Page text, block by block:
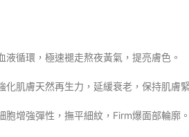
液循環，極速褪走熬夜黃氣，提亮膚色。
化肌膚天然再生力，延緩衰老，保持肌膚
胞增強彈性，撫平細紋，Firm爆面部輪廓。